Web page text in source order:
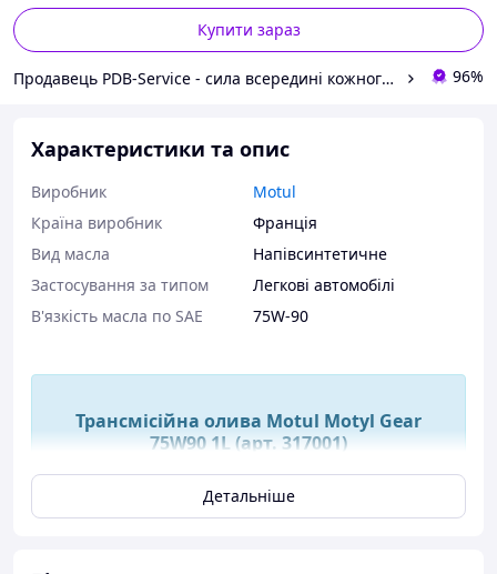
Купити зараз
Продавець PDB-Service - сила всередині кожного двигуна 96%
Характеристики та опис
Виробник
Motul
Країна виробник
Франція
Вид масла
Напівсинтетичне
Застосування за типом
Легкові автомобілі
В'язкість масла по SAE
75W-90
Трансмісійна олива Motul Motyl Gear
75W90 1L (арт. 317001)
Трансмісійна олива Motul Motyl Gear 75W90 1L (арт.
Детальніше